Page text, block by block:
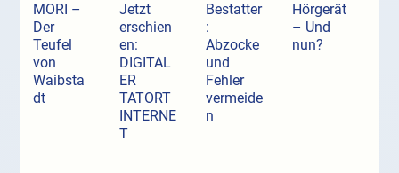
MORI –
Der
Teufel
von
Waibsta
dt
Jetzt
erschien
en:
DIGITAL
ER
TATORT
INTERNE
T
Bestatter
:
Abzocke
und
Fehler
vermeide
n
Hörgerät
– Und
nun?